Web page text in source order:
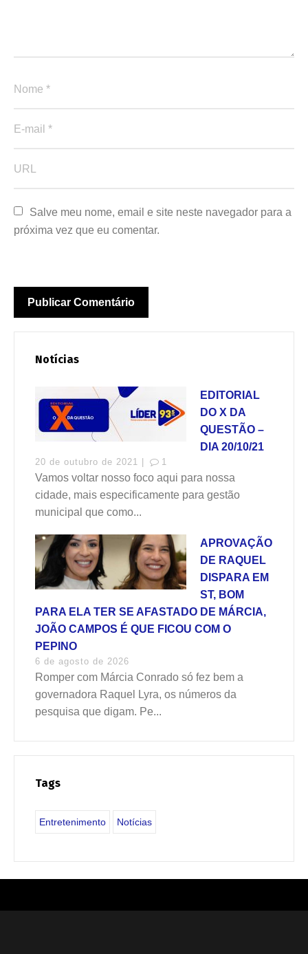
Salve meu nome, email e site neste navegador para a
próxima vez que eu comentar.
Notícias
EDITORIAL
DO X DA
QUESTÃO –
DIA 20/10/21
20 de outubro de 2021 | 1
Vamos voltar nosso foco aqui para nossa
cidade, mais especificamente para gestão
municipal que como...
APROVAÇÃO
DE RAQUEL
DISPARA EM
ST, BOM
PARA ELA TER SE AFASTADO DE MÁRCIA,
JOÃO CAMPOS É QUE FICOU COM O
PEPINO
6 de agosto de 2026
Romper com Márcia Conrado só fez bem a
governadora Raquel Lyra, os números da
pesquisa que digam. Pe...
Tags
Entretenimento Notícias